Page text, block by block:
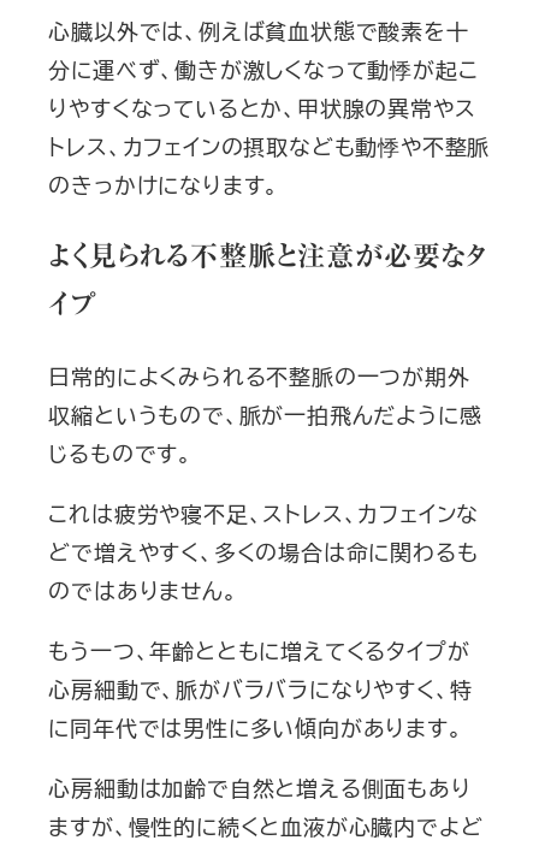
心臓以外では、例えば貧血状態で酸素を十
分に運べず、働きが激しくなって動悸が起こ
りやすくなっているとか、甲状腺の異常やス
トレス、カフェインの摂取なども動悸や不整脈
のきっかけになります。
よく見られる不整脈と注意が必要なタ
イプ
日常的によくみられる不整脈の一つが期外
収縮というもので、脈が一拍飛んだように感
じるものです。
これは疲労や寝不足、ストレス、カフェインな
どで増えやすく、多くの場合は命に関わるも
のではありません。
もう一つ、年齢とともに増えてくるタイプが
心房細動で、脈がバラバラになりやすく、特
に同年代では男性に多い傾向があります。
心房細動は加齢で自然と増える側面もあり
ますが、慢性的に続くと血液が心臓内でよど